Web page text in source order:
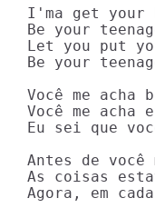
I'ma get
Be your
Let you put
Be your
Você me acha
Você me acha
Eu sei que
Antes de você
As coisas
Agora, em